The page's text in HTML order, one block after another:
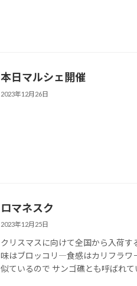
本日マルシェ開催
2023年12月26日
ロマネスク
2023年12月25日
クリスマスに向けて全国から入荷
味はブロッコリ―食感はカリフラワ
似ているので サンゴ礁とも呼ばれて